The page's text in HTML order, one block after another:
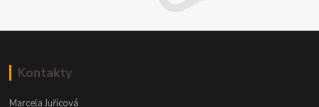
Kontakty
Marcela Juřicová